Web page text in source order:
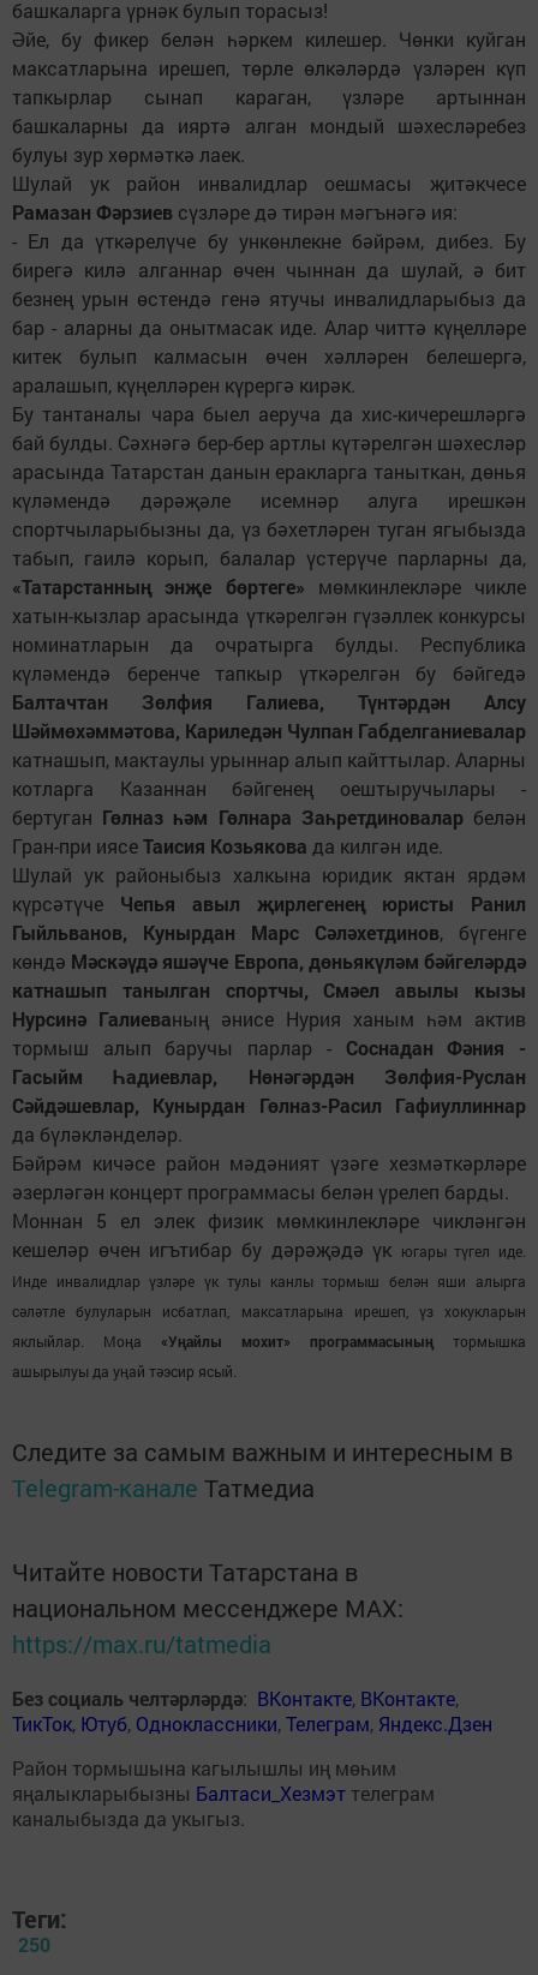
башкаларга үрнәк булып торасыз!
Әйе, бу фикер белән һәркем килешер. Чөнки куйган
максатларына ирешеп, төрле өлкәләрдә үзләрен күп
тапкырлар сынап караган, үзләре артыннан
башкаларны да ияртә алган мондый шәхесләребез
булуы зур хөрмәткә лаек.
Шулай ук район инвалидлар оешмасы җитәкчесе
Рамазан Фәрзиев сүзләре дә тирән мәгънәгә ия:
- Ел да үткәрелүче бу ункөнлекне бәйрәм, дибез. Бу
бирегә килә алганнар өчен чыннан да шулай, ә бит
безнең урын өстендә генә ятучы инвалидларыбыз да
бар - аларны да онытмасак иде. Алар читтә күңелләре
китек булып калмасын өчен хәлләрен белешергә,
аралашып, күңелләрен күрергә кирәк.
Бу тантаналы чара быел аеруча да хис-кичерешләргә
бай булды. Сәхнәгә бер-бер артлы күтәрелгән шәхесләр
арасында Татарстан данын еракларга таныткан, дөнья
күләмендә дәрәҗәле исемнәр алуга ирешкән
спортчыларыбызны да, үз бәхетләрен туган ягыбызда
табып, гаилә корып, балалар үстерүче парларны да,
«Татарстанның энҗе бөртеге» мөмкинлекләре чикле
хатын-кызлар арасында үткәрелгән гүзәллек конкурсы
номинатларын да очратырга булды. Республика
күләмендә беренче тапкыр үткәрелгән бу бәйгедә
Балтачтан Зөлфия Галиева, Түнтәрдән Алсу
Шәймөхәммәтова, Кариледән Чулпан Габделганиевалар
катнашып, мактаулы урыннар алып кайттылар. Аларны
котларга Казаннан бәйгенең оештыручылары -
бертуган Гөлназ һәм Гөлнара Заһретдиноваларбелән
Гран-при иясеТаисия Козьякова да килгән иде.
Шулай ук районыбыз халкына юридик яктан ярдәм
күрсәтүче Чепья авыл җирлегенең юристы Ранил
Гыйльванов, Кунырдан Марс Сәләхетдинов, бүгенге
көндә Мәскәүдә яшәүче Европа, дөньякүләм бәйгеләрдә
катнашып танылган спортчы, Смәел авылы кызы
Нурсинә Галиеваның әнисе Нурия ханым һәм актив
тормыш алып баручы парлар - Соснадан Фәния -
Гасыйм Һадиевлар, Нөнәгәрдән Зөлфия-Руслан
Сәйдәшевлар, Кунырдан Гөлназ-Расил Гафиуллиннар
да бүләкләнделәр.
Бәйрәм кичәсе район мәдәният үзәге хезмәткәрләре
әзерләгән концерт программасы белән үрелеп барды.
Моннан 5 ел элек физик мөмкинлекләре чикләнгән
кешеләр өчен игътибар бу дәрәҗәдә үк югары түгел иде.
Инде инвалидлар үзләре үк тулы канлы тормыш белән яши алырга
сәләтле булуларын исбатлап, максатларына ирешеп, үз хокукларын
яклыйлар. Моңа «Уңайлы мохит» программасының тормышка
ашырылуы да уңай тәэсир ясый.
Следите за самым важным и интересным в
Telegram-канале Татмедиа
Читайте новости Татарстана в
национальном мессенджере MАХ:
https://max.ru/tatmedia
Без социаль челтәрләрдә: ВКонтакте, ВКонтакте,
ТикТок, Ютуб, Одноклассники,Телеграм, Яндекс.Дзен
Район тормышына кагылышлы иң мөһим
яңалыкларыбызны Балтаси_Хезмэт телеграм
каналыбызда да укыгыз.
Теги:
250